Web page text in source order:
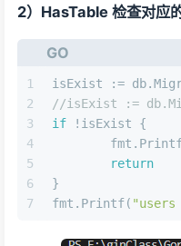
2）HasTable 检查对应
GO
1
2
3
4
5
6
7
isExist :=
//isExist :=
if !isExist {
return
}
fmt.Printf( "users